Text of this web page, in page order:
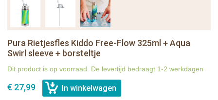
Pura Rietjesfles Kiddo Free-Flow 325ml + Aqua
Swirl sleeve + borsteltje
Dit product is op voorraad. De levertijd bedraagt 1-2 werkdagen
€ 27,99